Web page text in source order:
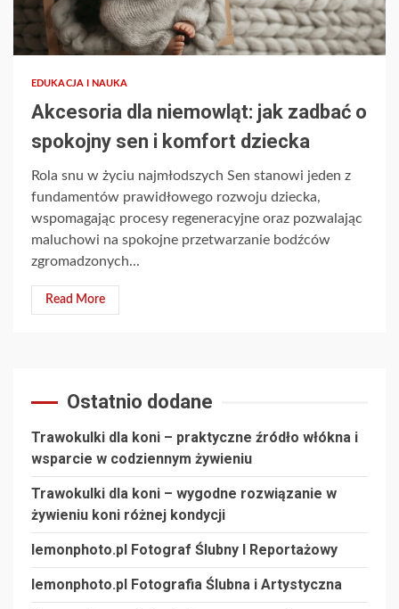
EDUKACJA I NAUKA
Akcesoria dla niemowląt: jak zadbać o
spokojny sen i komfort dziecka
Rola snu w życiu najmłodszych Sen stanowi jeden z
fundamentów prawidłowego rozwoju dziecka,
wspomagając procesy regeneracyjne oraz pozwalając
maluchowi na spokojne przetwarzanie bodźców
zgromadzonych...
Read More
Ostatnio dodane
Trawokulki dla koni – praktyczne źródło włókna i
wsparcie w codziennym żywieniu
Trawokulki dla koni – wygodne rozwiązanie w
żywieniu koni różnej kondycji
lemonphoto.pl Fotograf Ślubny I Reportażowy
lemonphoto.pl Fotografia Ślubna i Artystyczna